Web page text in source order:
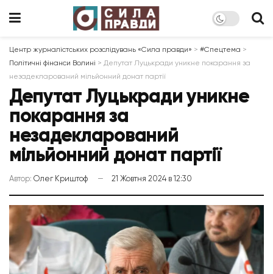
Центр журналістських розслідувань «Сила правди» > #Спецтема >
Політичні фінанси Волині > Депутат Луцькради уникне покарання за
незадекларований мільйонний донат партії
Депутат Луцькради уникне
покарання за
незадекларований
мільйонний донат партії
Автор: Олег Криштоф 21 Жовтня 2024 в 12:30